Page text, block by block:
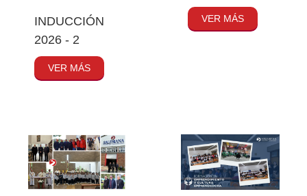
INDUCCIÓN
2026 - 2
VER MÁS
VER MÁS